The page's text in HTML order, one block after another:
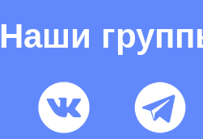
Наши